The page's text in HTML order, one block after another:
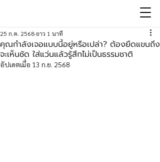
คุณกำลังเจอแบบนี้อยู่หรือเปล่า? ต้องยืดแขนถึง
จะเห็นชัด ใส่แว่นแล้วรู้สึกไม่เป็นธรรมชาติ
25 ก.ค. 2568 ยาว 1 นาที
อัปเดตเมื่อ 13 ก.ย. 2568